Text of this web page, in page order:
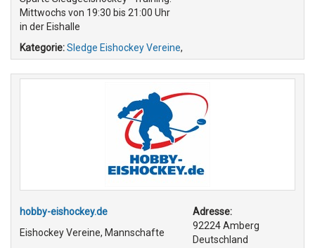
Mittwochs von 19:30 bis 21:00 Uhr
in der Eishalle
Kategorie:Sledge Eishockey Vereine,
hobby-eishockey.de
Eishockey Vereine, Mannschafte
Adresse:
92224 Amberg
Deutschland